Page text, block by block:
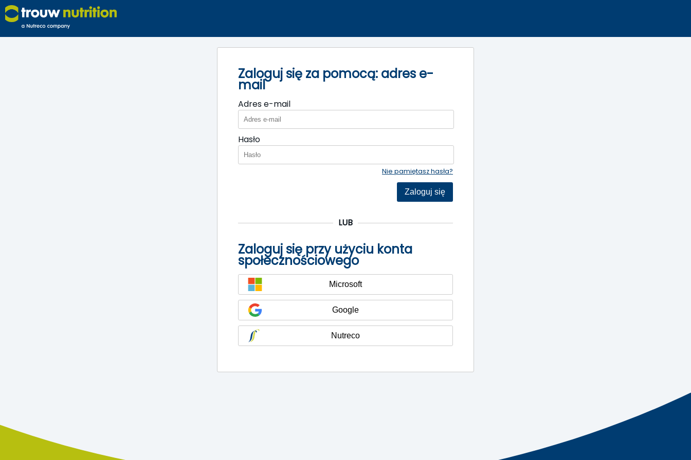
Zaloguj się przy użyciu konta
społecznościowego
Microsoft
Google
Nutreco
LUB
Zaloguj się za pomocą: adres e-
mail
Adres e-mail
Hasło
Nie pamiętasz hasła?
Zaloguj się